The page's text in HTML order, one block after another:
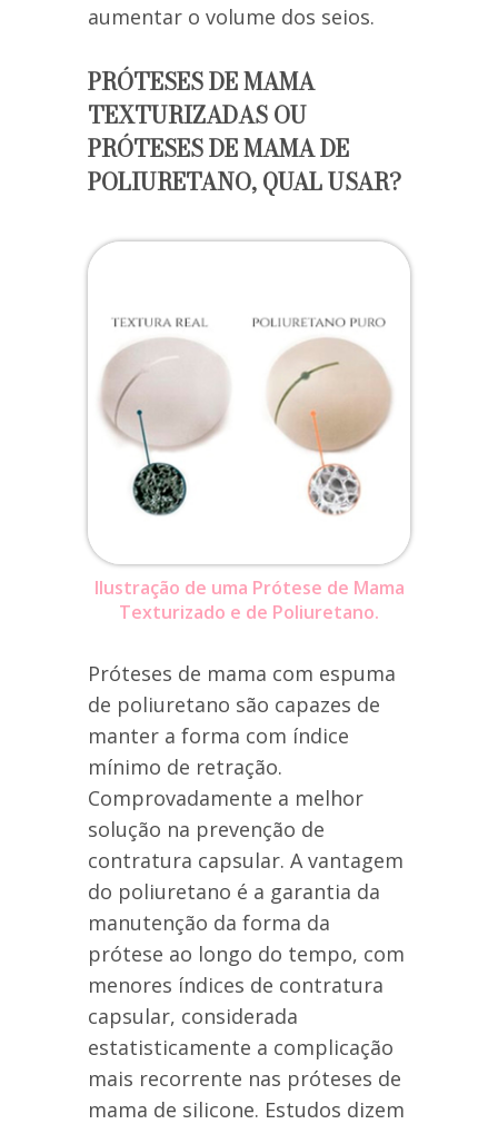
aumentar o volume dos seios.
PRÓTESES DE MAMA
TEXTURIZADAS OU
PRÓTESES DE MAMA DE
POLIURETANO, QUAL USAR?
Ilustração de uma Prótese de Mama
Texturizado e de Poliuretano.
Próteses de mama com espuma
de poliuretano são capazes de
manter a forma com índice
mínimo de retração.
Comprovadamente a melhor
solução na prevenção de
contratura capsular. A vantagem
do poliuretano é a garantia da
manutenção da forma da
prótese ao longo do tempo, com
menores índices de contratura
capsular, considerada
estatisticamente a complicação
mais recorrente nas próteses de
mama de silicone. Estudos dizem